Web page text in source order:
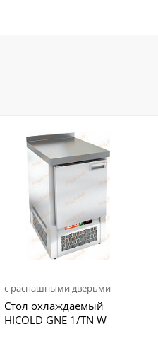
с распашными дверьми
Стол охлаждаемый
HICOLD GNE 1/TN W